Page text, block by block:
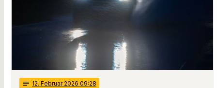
notes 12. Februar 2026 09:28